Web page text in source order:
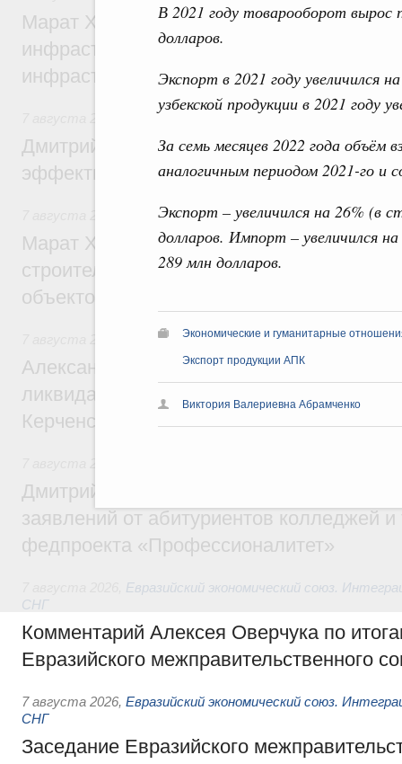
В 2021 году товарооборот вырос
долларов.
Экспорт в 2021 году увеличился
узбекской продукции в 2021 году
За семь месяцев 2022 года объём
аналогичным периодом 2021-го и
Экспорт – увеличился на 26% (в
долларов. Импорт – увеличился
289 млн долларов.
Экономические и гуманитарные
Экспорт продукции АПК
Виктория Валериевна Абрамченко
Марат Хуснуллин: 15 объектов
инфраструктуры построили и обновили
инфраструктурным кредитам
Развитие сельских территорий
Дмитрий Патрушев: Синхронизация
эффективность поддержки сельских
Экономика городов. Городская среда
Марат Хуснуллин: «Единый заказчик»
строительство и реконструкцию более
объектов
Чрезвычайные ситуации и ликвидация их
Александр Козлов провёл заседание
ликвидации последствий чрезвычайной
Керченском проливе
Дмитрий Чернышенко: Установлен
заявлений от абитуриентов колледжей и
федпроекта «Профессионалитет»
Евразийский экономический союз.
СНГ
Комментарий Алексея Оверчука по
Евразийского межправительственного
7 августа 2026, Евразийский экономический союз.
СНГ
Заседание Евразийского